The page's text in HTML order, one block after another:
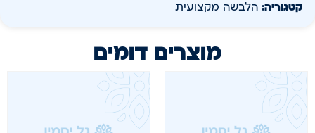
קטגוריה: הלבשה מקצועית
מוצרים דומים